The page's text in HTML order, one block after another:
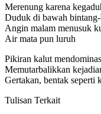
Merenung karena
Duduk di bawah
Angin malam menusuk
Air mata pun luruh
Pikiran kalut
Memutarbalikkan
Gertakan, bentak seperti
Tulisan Terkait